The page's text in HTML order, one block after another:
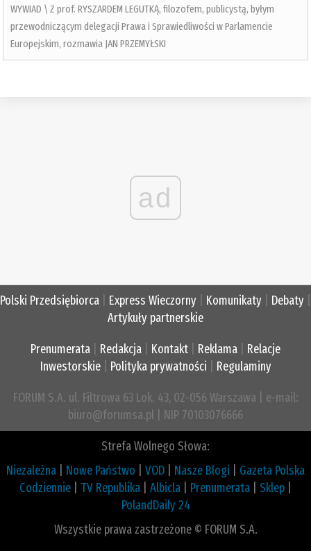
WYWIAD \ Z prof. RYSZARDEM LEGUTKĄ, filozofem, publicystą, byłym
przewodniczącym delegacji Prawa i Sprawiedliwości w Parlamencie
Europejskim, rozmawia JAN PRZEMYŁSKI
ad
Polski Przedsiębiorca Express Wieczorny Komunikaty Debaty
Artykuły partnerskie
Prenumerata Redakcja Kontakt Reklama
Relacje
Inwestorskie| Polityka prywatności Regulaminy
FORUM S.A. ul. Filtrowa 63 Lok. 43, 02-056 Warszawa | e-mail:
biuro@forumsa.pl | NIP 70103076666
Strefa Wolnego Słowa:
Niezależna
Nowe Państwo VOD Nasze Blogi
Gazeta Polska
Codziennie
TV Republika Albicla Prenumerata Sklep
PolandDaily 24
Wszystkie prawa zastrzeżone © FORUM S.A.